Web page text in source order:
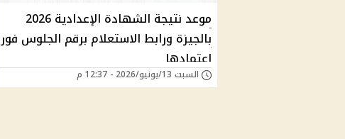
موعد نتيجة الشهادة الإعدادية 2026
بالجيزة ورابط الاستعلام برقم الجلوس فور
اعتمادها
السبت 13/يونيو/2026 - 12:37 م